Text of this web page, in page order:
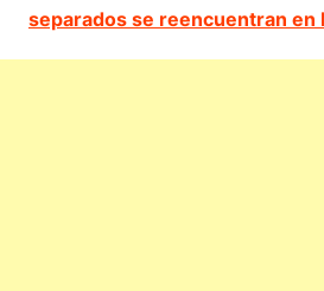
separados se reencuentran en